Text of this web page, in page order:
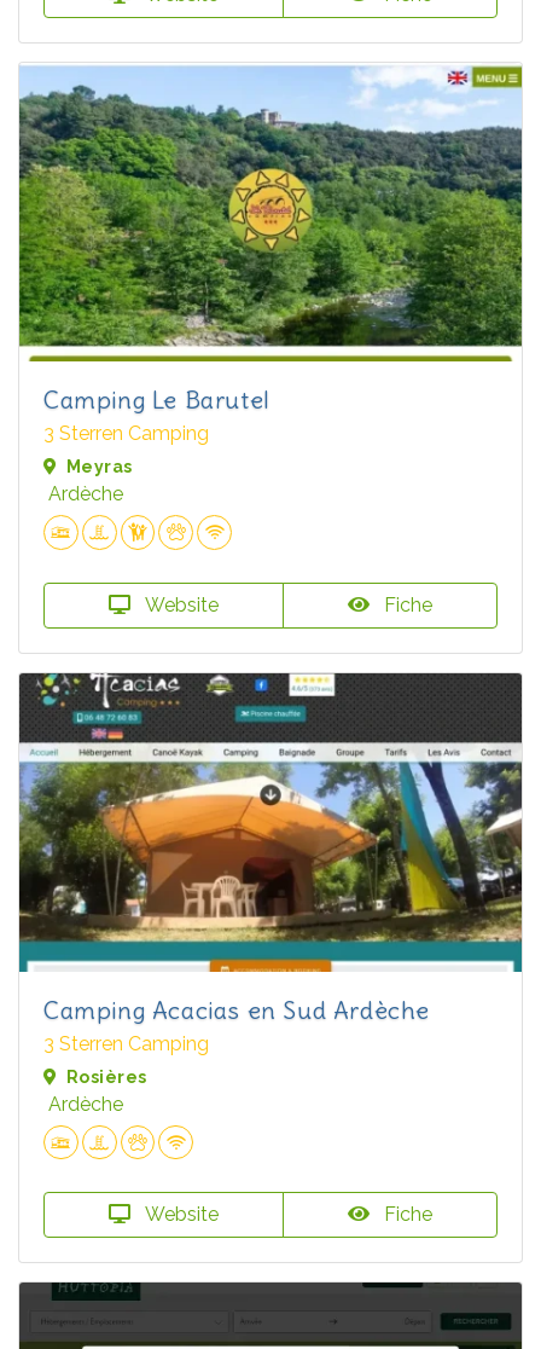
Camping Le Barutel
3 Sterren Camping
Meyras
Ardèche
Website Fiche
Camping Acacias en Sud Ardèche
3 Sterren Camping
Rosières
Ardèche
Website Fiche